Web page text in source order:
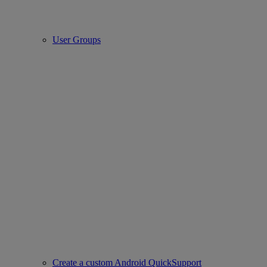
User Groups
Create a custom Android QuickSupport